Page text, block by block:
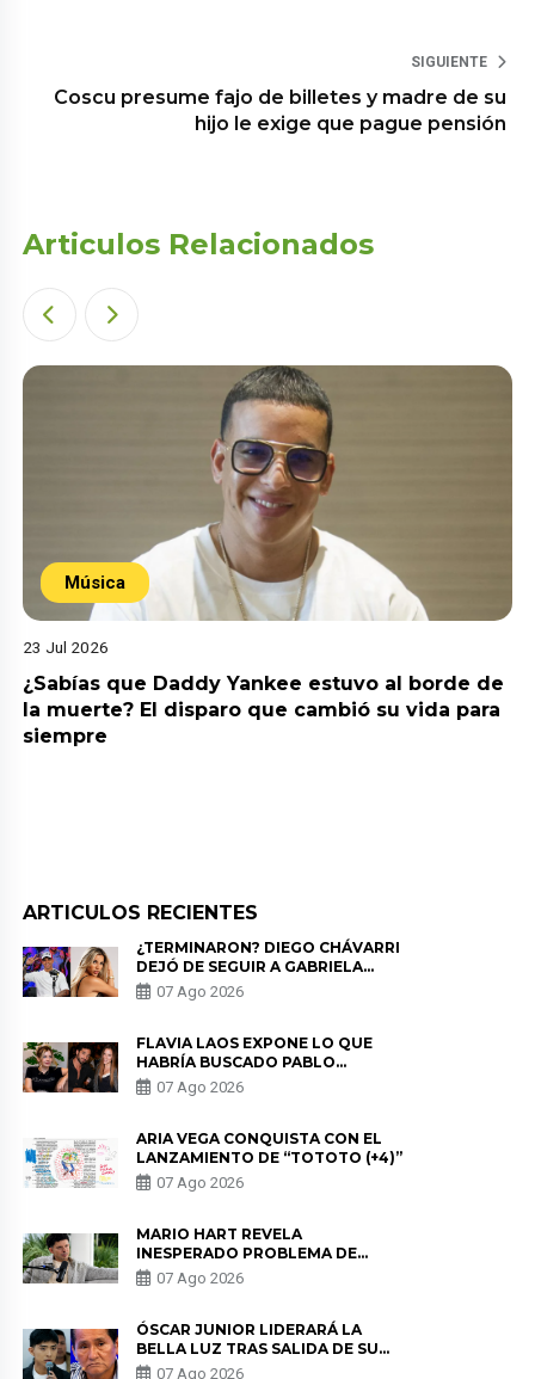
SIGUIENTE
Coscu presume fajo de billetes y madre de su
hijo le exige que pague pensión
Articulos Relacionados
Música
23 Jul 2026
¿Sabías que Daddy Yankee estuvo al borde de
la muerte? El disparo que cambió su vida para
siempre
ARTICULOS RECIENTES
¿TERMINARON? DIEGO CHÁVARRI
DEJÓ DE SEGUIR A GABRIELA
HERRERA Y ANUNCIA SU SALIDA
DE PÓDCAST
07 Ago 2026
FLAVIA LAOS EXPONE LO QUE
HABRÍA BUSCADO PABLO
HEREDIA CON ALE FULLER: “UNA
DE LAS PARTES QUERÍA EL
07 Ago 2026
ARIA VEGA CONQUISTA CON EL
LANZAMIENTO DE “TOTOTO (+4)”
07 Ago 2026
MARIO HART REVELA
INESPERADO PROBLEMA DE
SALUD ANTES DE SEPARARSE DE
KORINA: “ME ENCONTRARON UN
07 Ago 2026
ÓSCAR JUNIOR LIDERARÁ LA
BELLA LUZ TRAS SALIDA DE SU
PADRE POR POLÉMICA CON
07 Ago 2026